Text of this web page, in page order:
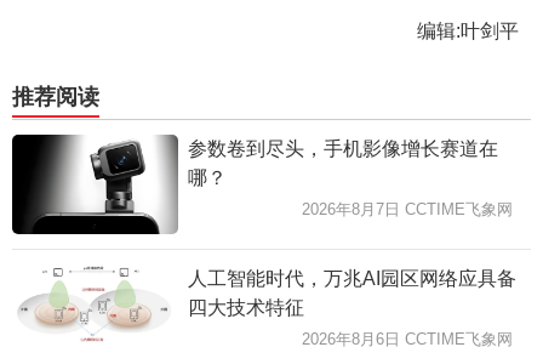
编辑:叶剑平
推荐阅读
参数卷到尽头，手机影像增长赛道在
哪？
2026年8月7日 CCTIME飞象网
人工智能时代，万兆AI园区网络应具备
四大技术特征
2026年8月6日 CCTIME飞象网